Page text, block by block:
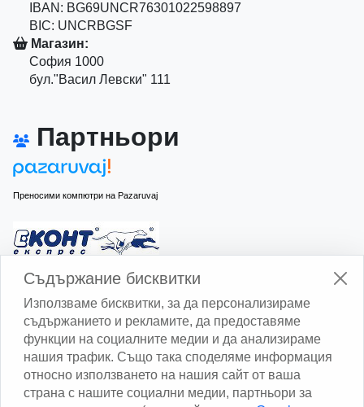
IBAN: BG69UNCR76301022598897
BIC: UNCRBGSF
Магазин:
София 1000
бул."Васил Левски" 111
Партньори
Преносими компютри на Pazaruvaj
Изчисли доставката с Еконт
Изчисли доставката със Спиди
Съдържание бисквитки
Използваме бисквитки, за да персонализираме
съдържанието и рекламите, да предоставяме
функции на социалните медии и да анализираме
нашия трафик. Също така споделяме информация
относно използването на нашия сайт от ваша
страна с нашите социални медии, партньори за